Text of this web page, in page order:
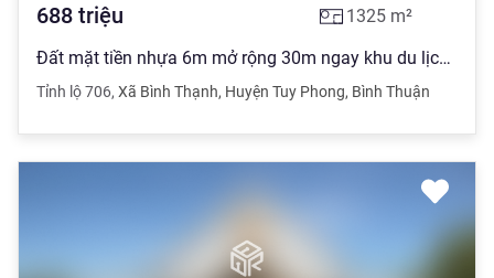
688 triệu 1325 m²
Đất mặt tiền nhựa 6m mở rộng 30m ngay khu du lịch biển Cổ Thạch
Tỉnh lộ 706, Xã Bình Thạnh, Huyện Tuy Phong, Bình Thuận